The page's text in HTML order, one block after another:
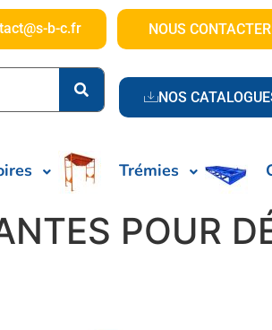
b-c.fr NOUS CONTACTER
NOS
Trémies
POUR